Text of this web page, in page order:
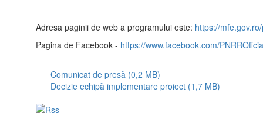
Adresa paginii de web a programului este: https://
Pagina de Facebook - https://www.facebook.com/
Comunicat de presă (0,2 MB)
Decizie echipă implementare proiect (1,7 MB)